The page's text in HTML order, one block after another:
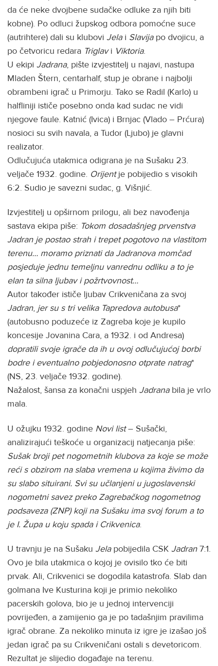
da će neke dvojbene sudačke odluke za njih biti
kobne). Po odluci župskog odbora pomoćne suce
(autrihtere) dali su klubovi Jelai Slavijapo dvojicu, a
po četvoricu redara Triglavi Viktoria.
U ekipi Jadrana, pište izvjestitelj u najavi, nastupa
Mladen Štern, centarhalf, stup je obrane i najbolji
obrambeni igrač u Primorju. Tako se Radil (Karlo) u
halfliniji ističe posebno onda kad sudac ne vidi
njegove faule. Katnić (Ivica) i Brnjac (Vlado – Prćura)
nosioci su svih navala, a Tudor (Ljubo) je glavni
realizator.
Odlučujuća utakmica odigrana je na Sušaku 23.
veljače 1932. godine. Orijentje pobijedio s visokih
6:2. Sudio je savezni sudac, g. Višnjić.
Izvjestitelj u opširnom prilogu, ali bez navođenja
sastava ekipa piše: Tokom dosadašnjeg prvenstva
Jadran je postao strah i trepet pogotovo na vlastitom
terenu… moramo priznati da Jadranova momčad
posjeduje jednu temeljnu vanrednu odliku a to je
elan ta silna ljubav i požrtvovnost…
Autor također ističe ljubav Crikveničana za svoj
Jadran, jer su s tri velika Tapredova autobusa*
(autobusno poduzeće iz Zagreba koje je kupilo
koncesije Jovanina Cara, a 1932. i od Andresa)
dopratili svoje igrače da ih u ovoj odlučujućoj borbi
bodre i eventualno pobjedonosno otprate natrag*
(NS, 23. veljače 1932. godine).
Nažalost, šansa za konačni uspjeh Jadranabila je vrlo
mala.
U ožujku 1932. godine Novi list– Sušački,
analizirajući teškoće u organizacij natjecanja piše:
Sušak broji pet nogometnih klubova za koje se može
reći s obzirom na slaba vremena u kojima živimo da
su slabo situirani. Svi su učlanjeni u jugoslavenski
nogometni savez preko Zagrebačkog nogometnog
podsaveza (ZNP) koji na Sušaku ima svoj forum a to
je I. Župa u koju spada i Crikvenica.
U travnju je na Sušaku Jelapobijedila CSK Jadran7:1.
Ovo je bila utakmica o kojoj je ovisilo tko će biti
prvak. Ali, Crikvenici se dogodila katastrofa. Slab dan
golmana Ive Kusturina koji je primio nekoliko
pacerskih golova, bio je u jednoj intervenciji
povrijeđen, a zamijenio ga je po tadašnjim pravilima
igrač obrane. Za nekoliko minuta iz igre je izašao još
jedan igrač pa su Crikveničani ostali s devetoricom.
Rezultat je slijedio događaje na terenu.